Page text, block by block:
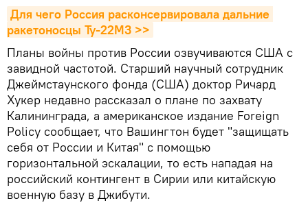
Для чего Россия расконсервировала дальние
ракетоносцы Ту-22М3 >>
Планы войны против России озвучиваются США с
завидной частотой. Старший научный сотрудник
Джеймстаунского фонда (США) доктор Ричард
Хукер недавно рассказал о плане по захвату
Калининграда, а американское издание Foreign
Policy сообщает, что Вашингтон будет "защищать
себя от России и Китая" с помощью
горизонтальной эскалации, то есть нападая на
российский контингент в Сирии или китайскую
военную базу в Джибути.